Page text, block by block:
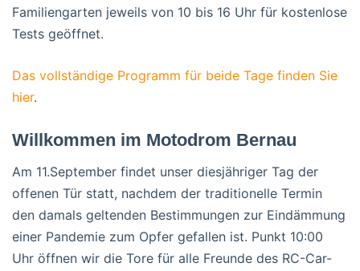
Familiengarten jeweils von 10 bis 16 Uhr für kostenlose
Tests geöffnet.
Das vollständige Programm für beide Tage finden Sie
hier.
Willkommen im Motodrom Bernau
Am 11.September findet unser diesjähriger Tag der
offenen Tür statt, nachdem der traditionelle Termin
den damals geltenden Bestimmungen zur Eindämmung
einer Pandemie zum Opfer gefallen ist. Punkt 10:00
Uhr öffnen wir die Tore für alle Freunde des RC-Car-